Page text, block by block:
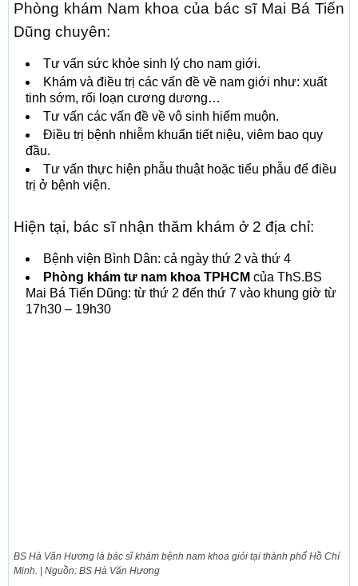
Phòng khám Nam khoa của bác sĩ Mai Bá Tiến
Dũng chuyên:
Tư vấn sức khỏe sinh lý cho nam giới.
Khám và điều trị các vấn đề về nam giới như: xuất
tinh sớm, rối loạn cương dương…
Tư vấn các vấn đề về vô sinh hiếm muộn.
Điều trị bệnh nhiễm khuẩn tiết niệu, viêm bao quy
đầu.
Tư vấn thực hiện phẫu thuật hoặc tiểu phẫu để điều
trị ở bệnh viện.
Hiện tại, bác sĩ nhận thăm khám ở 2 địa chỉ:
Bệnh viện Bình Dân: cả ngày thứ 2 và thứ 4
Phòng khám tư nam khoa TPHCM của ThS.BS
Mai Bá Tiến Dũng: từ thứ 2 đến thứ 7 vào khung giờ từ
17h30 – 19h30
BS Hà Văn Hương là bác sĩ khám bệnh nam khoa giỏi tại thành phố Hồ Chí
Minh. | Nguồn: BS Hà Văn Hương